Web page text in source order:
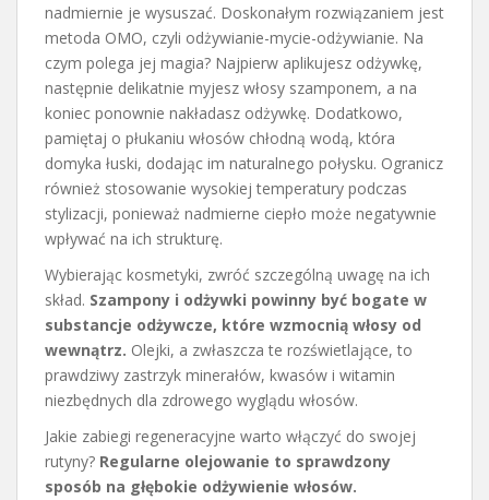
nadmiernie je wysuszać. Doskonałym rozwiązaniem jest
metoda OMO, czyli odżywianie-mycie-odżywianie. Na
czym polega jej magia? Najpierw aplikujesz odżywkę,
następnie delikatnie myjesz włosy szamponem, a na
koniec ponownie nakładasz odżywkę. Dodatkowo,
pamiętaj o płukaniu włosów chłodną wodą, która
domyka łuski, dodając im naturalnego połysku. Ogranicz
również stosowanie wysokiej temperatury podczas
stylizacji, ponieważ nadmierne ciepło może negatywnie
wpływać na ich strukturę.
Wybierając kosmetyki, zwróć szczególną uwagę na ich
skład. Szampony i odżywki powinny być bogate w
substancje odżywcze, które wzmocnią włosy od
wewnątrz. Olejki, a zwłaszcza te rozświetlające, to
prawdziwy zastrzyk minerałów, kwasów i witamin
niezbędnych dla zdrowego wyglądu włosów.
Jakie zabiegi regeneracyjne warto włączyć do swojej
rutyny? Regularne olejowanie to sprawdzony
sposób na głębokie odżywienie włosów.